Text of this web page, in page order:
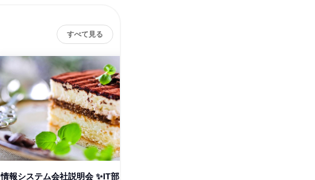
すべて見る
情報システム会社説明会 ✨IT部